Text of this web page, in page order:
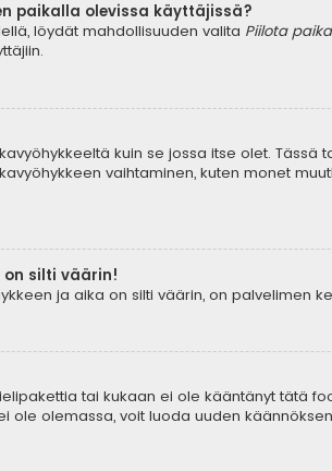
paikalla olevissa käyttäjissä?
löydät mahdollisuuden valita Piilota
kuin se jossa itse olet.
vaihtaminen, kuten monet
on silti väärin!
ja aika on silti väärin, on palvelimen
tai kukaan ei ole kääntänyt tätä
ole olemassa, voit luoda uuden